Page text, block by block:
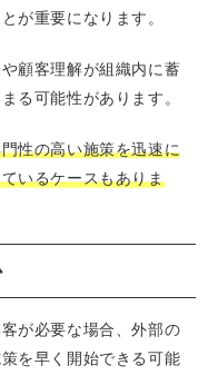
が重要になります。
顧客理解が組織内に蓄
る可能性があります。
性の高い施策を迅速に
いるケースもありま
が必要な場合、外部の
を早く開始できる可能